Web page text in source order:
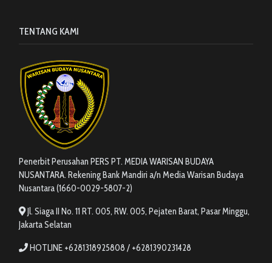
TENTANG KAMI
Penerbit Perusahan PERS PT. MEDIA WARISAN BUDAYA
NUSANTARA. Rekening Bank Mandiri a/n Media Warisan Budaya
Nusantara (1660-0029-5807-2)
Jl. Siaga II No. 11 RT. 005, RW. 005, Pejaten Barat, Pasar Minggu,
Jakarta Selatan
HOTLINE +6281318925808 / +6281390231428